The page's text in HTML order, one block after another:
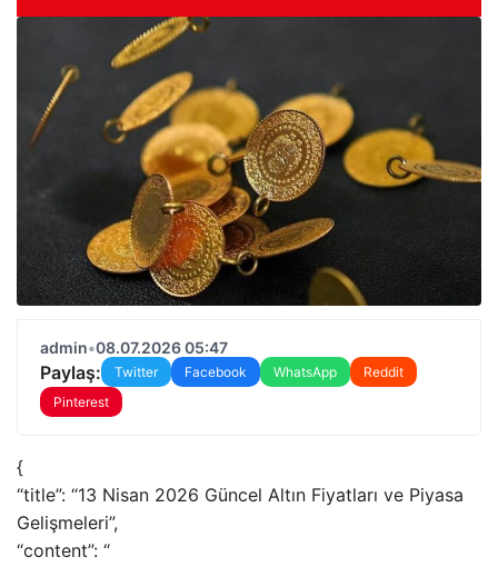
admin•08.07.2026 05:47
Paylaş: Twitter Facebook WhatsApp
Reddit
Pinterest
{
“title”: “13 Nisan 2026 Güncel Altın Fiyatları ve Piyasa
Gelişmeleri”,
“content”: “